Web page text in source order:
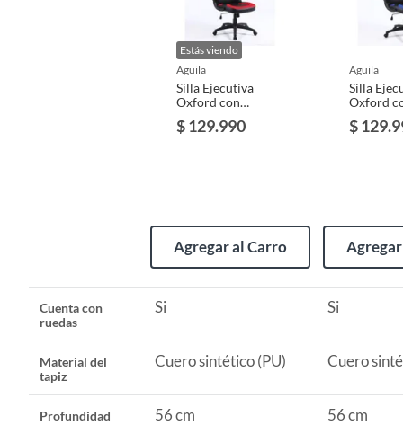
Negro
color variant muebles Negro
Sí
Cuenta con apoyabrazos
Apoyabrazos regulable
Estás viendo
aguila
Silla Ejecutiva
Oxford con
Respaldo Alto
Apoyabrazos
$ 129.990
Agregar al Carro
aguila
Silla
Oxford
Respaldo
$
Cuenta con
ruedas
Si Si
Material del
tapiz
Cuero sintético (PU) Cuero
Profundidad 56 cm 56 cm